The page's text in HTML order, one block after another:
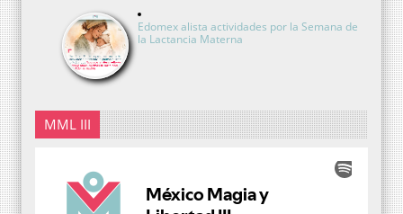
Edomex alista actividades por la Semana de
la Lactancia Materna
MML III